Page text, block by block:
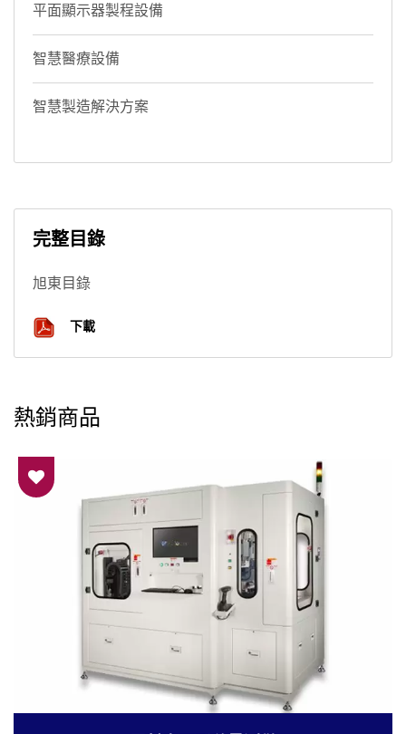
平面顯示器製程設備
智慧醫療設備
智慧製造解決方案
完整目錄
旭東目錄
下載
熱銷商品